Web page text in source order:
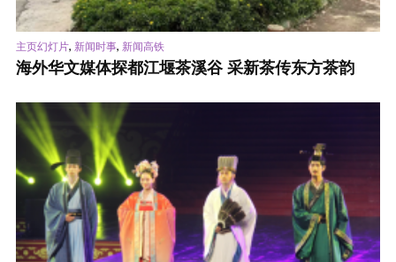
主页幻灯片, 新闻时事, 新闻高铁
海外华文媒体探都江堰茶溪谷 采新茶传东方茶韵